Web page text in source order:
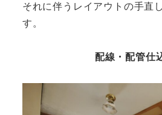
それに伴うレイアウトの手直
す。
配線・配管仕